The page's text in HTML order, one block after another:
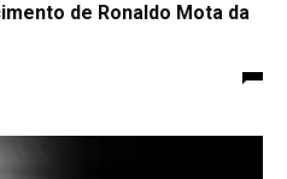
de Ronaldo Mota da